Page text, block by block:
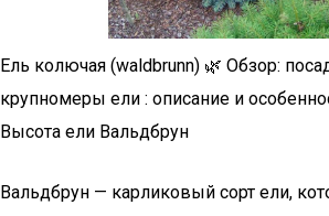
Ель колючая (waldbrunn) 🌿 Обзор:
крупномеры ели : описание и
Высота ели Вальдбрун
Вальдбрун — карликовый сорт ели,